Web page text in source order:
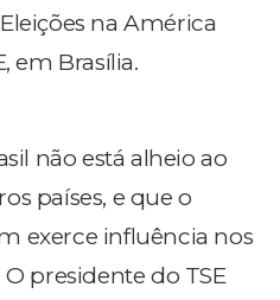
na América
em Brasília.
não está alheio ao
países, e que o
exerce influência nos
presidente do TSE